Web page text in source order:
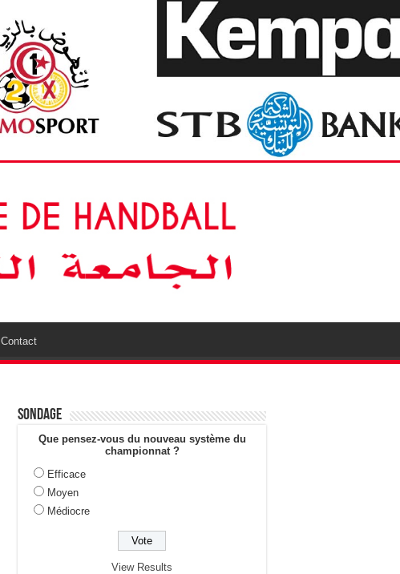
Contact
Sondage
Que pensez-vous du nouveau système du
championnat ?
Efficace
Moyen
Médiocre
View Results